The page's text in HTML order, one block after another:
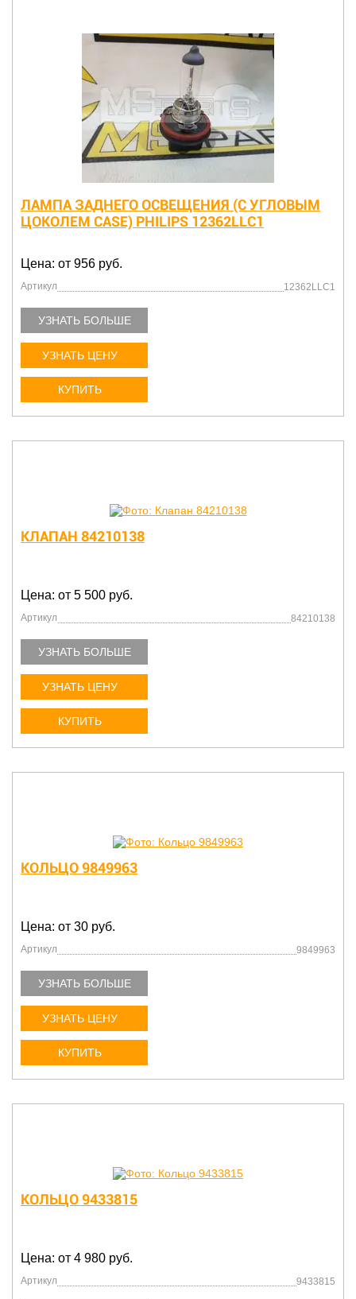
ЛАМПА ЗАДНЕГО ОСВЕЩЕНИЯ (С УГЛОВЫМ
ЦОКОЛЕМ CASE) PHILIPS 12362LLC1
Цена: от 956 руб.
Артикул 12362LLC1
УЗНАТЬ БОЛЬШЕ
УЗНАТЬ ЦЕНУ
КУПИТЬ
КЛАПАН 84210138
Цена: от 5 500 руб.
Артикул 84210138
УЗНАТЬ БОЛЬШЕ
УЗНАТЬ ЦЕНУ
КУПИТЬ
КОЛЬЦО 9849963
Цена: от 30 руб.
Артикул 9849963
УЗНАТЬ БОЛЬШЕ
УЗНАТЬ ЦЕНУ
КУПИТЬ
КОЛЬЦО 9433815
Цена: от 4 980 руб.
Артикул 9433815